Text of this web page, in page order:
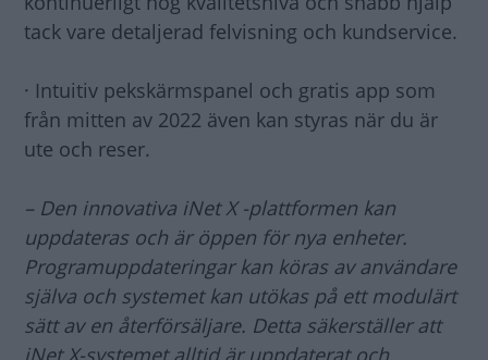
tack vare detaljerad felvisning och kundservice.
· Intuitiv pekskärmspanel och gratis app som
från mitten av 2022 även kan styras när du är
ute och reser.
– Den innovativa iNet X -plattformen kan
uppdateras och är öppen för nya enheter.
Programuppdateringar kan köras av användare
själva och systemet kan utökas på ett modulärt
sätt av en återförsäljare. Detta säkerställer att